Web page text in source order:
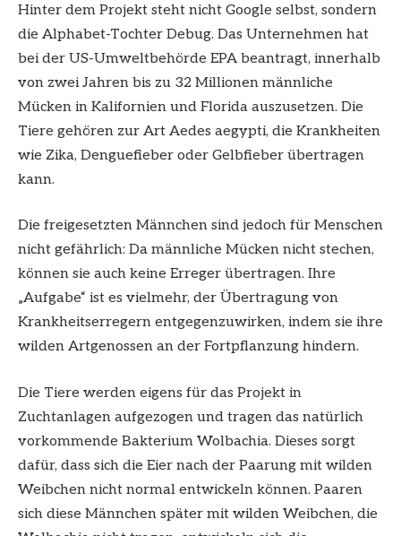
Hinter dem Projekt steht nicht Google selbst, sondern
die Alphabet-Tochter Debug. Das Unternehmen hat
bei der US-Umweltbehörde EPA beantragt, innerhalb
von zwei Jahren bis zu 32 Millionen männliche
Mücken in Kalifornien und Florida auszusetzen. Die
Tiere gehören zur Art Aedes aegypti, die Krankheiten
wie Zika, Denguefieber oder Gelbfieber übertragen
kann.
Die freigesetzten Männchen sind jedoch für Menschen
nicht gefährlich: Da männliche Mücken nicht stechen,
können sie auch keine Erreger übertragen. Ihre
„Aufgabe“ ist es vielmehr, der Übertragung von
Krankheitserregern entgegenzuwirken, indem sie ihre
wilden Artgenossen an der Fortpflanzung hindern.
Die Tiere werden eigens für das Projekt in
Zuchtanlagen aufgezogen und tragen das natürlich
vorkommende Bakterium Wolbachia. Dieses sorgt
dafür, dass sich die Eier nach der Paarung mit wilden
Weibchen nicht normal entwickeln können. Paaren
sich diese Männchen später mit wilden Weibchen, die